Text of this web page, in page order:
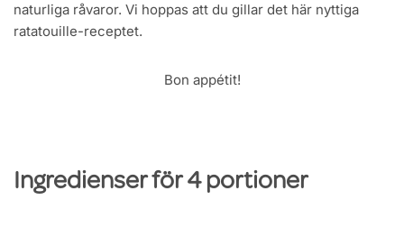
naturliga råvaror. Vi hoppas att du gillar det här nyttiga
ratatouille-receptet.
Bon appétit!
Ingredienser för 4 portioner